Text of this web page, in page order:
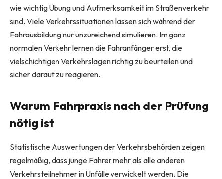
wie wichtig Übung und Aufmerksamkeit im Straßenverkehr
sind. Viele Verkehrssituationen lassen sich während der
Fahrausbildung nur unzureichend simulieren. Im ganz
normalen Verkehr lernen die Fahranfänger erst, die
vielschichtigen Verkehrslagen richtig zu beurteilen und
sicher darauf zu reagieren.
Warum Fahrpraxis nach der Prüfung
nötig ist
Statistische Auswertungen der Verkehrsbehörden zeigen
regelmäßig, dass junge Fahrer mehr als alle anderen
Verkehrsteilnehmer in Unfälle verwickelt werden. Die